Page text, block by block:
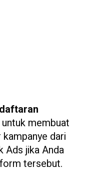
membuat
dari
Ads jika Anda
tersebut.